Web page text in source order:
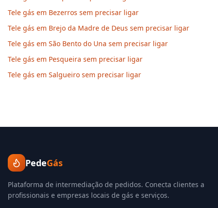
Tele gás em Bezerros sem precisar ligar
Tele gás em Brejo da Madre de Deus sem precisar ligar
Tele gás em São Bento do Una sem precisar ligar
Tele gás em Pesqueira sem precisar ligar
Tele gás em Salgueiro sem precisar ligar
PedeGás
Plataforma de intermediação de pedidos. Conecta clientes a
profissionais e empresas locais de gás e serviços.